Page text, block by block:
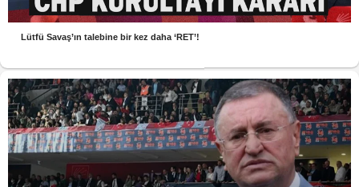
Lütfü Savaş’ın talebine bir kez daha ‘RET’!